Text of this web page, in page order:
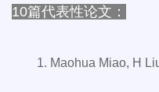
10篇代表性论文：
1. Maohua Miao, H